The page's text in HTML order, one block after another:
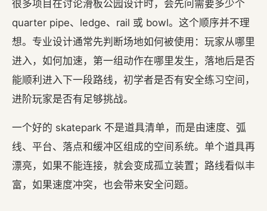
很多项目在讨论滑板公园设计时，会先问需要多少个
quarter pipe、ledge、rail 或 bowl。这个顺序并不理
想。专业设计通常先判断场地如何被使用：玩家从哪里
进入，如何加速，第一组动作在哪里发生，落地后是否
能顺利进入下一段路线，初学者是否有安全练习空间，
进阶玩家是否有足够挑战。
一个好的 skatepark 不是道具清单，而是由速度、弧
线、平台、落点和缓冲区组成的空间系统。单个道具再
漂亮，如果不能连接，就会变成孤立装置；路线看似丰
富，如果速度冲突，也会带来安全问题。